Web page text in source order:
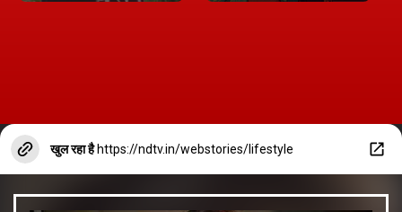
खुल रहा है https://ndtv.in/webstories/lifestyle